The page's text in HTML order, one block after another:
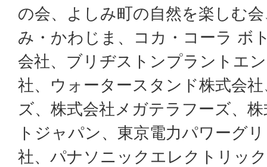
の会、よしみ町の自然を楽しむ
み・かわじま、コカ・コーラ ボ
会社、ブリヂストンプラントエ
社、ウォータースタンド株式会
ズ、株式会社メガテラフーズ、
トジャパン、東京電力パワーグ
社、パナソニックエレクトリッ